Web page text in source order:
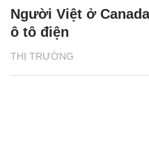
THỊ TRƯỜNG
Người Việt ở
ô tô điện